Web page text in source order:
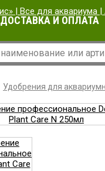
ДОСТАВКА И ОПЛАТА
Удобрения для